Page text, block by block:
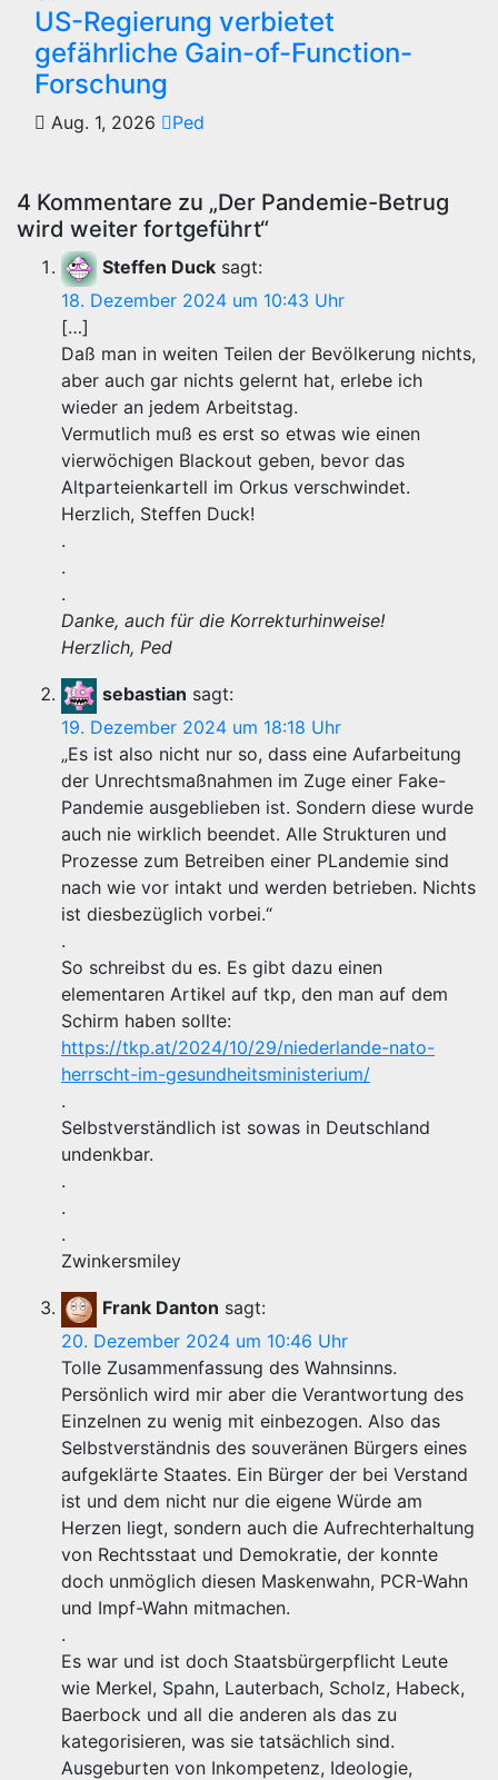
US-Regierung verbietet
gefährliche Gain-of-Function-
Forschung
Aug. 1, 2026 Ped
4 Kommentare zu „Der Pandemie-Betrug
wird weiter fortgeführt“
Steffen Duck sagt:
18. Dezember 2024 um 10:43 Uhr
[…]
Daß man in weiten Teilen der Bevölkerung nichts,
aber auch gar nichts gelernt hat, erlebe ich
wieder an jedem Arbeitstag.
Vermutlich muß es erst so etwas wie einen
vierwöchigen Blackout geben, bevor das
Altparteienkartell im Orkus verschwindet.
Herzlich, Steffen Duck!
.
.
.
Danke, auch für die Korrekturhinweise!
Herzlich, Ped
sebastian sagt:
19. Dezember 2024 um 18:18 Uhr
„Es ist also nicht nur so, dass eine Aufarbeitung
der Unrechtsmaßnahmen im Zuge einer Fake-
Pandemie ausgeblieben ist. Sondern diese wurde
auch nie wirklich beendet. Alle Strukturen und
Prozesse zum Betreiben einer PLandemie sind
nach wie vor intakt und werden betrieben. Nichts
ist diesbezüglich vorbei.“
.
So schreibst du es. Es gibt dazu einen
elementaren Artikel auf tkp, den man auf dem
Schirm haben sollte:
https://tkp.at/2024/10/29/niederlande-nato-
herrscht-im-gesundheitsministerium/
.
Selbstverständlich ist sowas in Deutschland
undenkbar.
.
.
.
Zwinkersmiley
Frank Danton sagt:
20. Dezember 2024 um 10:46 Uhr
Tolle Zusammenfassung des Wahnsinns.
Persönlich wird mir aber die Verantwortung des
Einzelnen zu wenig mit einbezogen. Also das
Selbstverständnis des souveränen Bürgers eines
aufgeklärte Staates. Ein Bürger der bei Verstand
ist und dem nicht nur die eigene Würde am
Herzen liegt, sondern auch die Aufrechterhaltung
von Rechtsstaat und Demokratie, der konnte
doch unmöglich diesen Maskenwahn, PCR-Wahn
und Impf-Wahn mitmachen.
.
Es war und ist doch Staatsbürgerpflicht Leute
wie Merkel, Spahn, Lauterbach, Scholz, Habeck,
Baerbock und all die anderen als das zu
kategorisieren, was sie tatsächlich sind.
Ausgeburten von Inkompetenz, Ideologie,